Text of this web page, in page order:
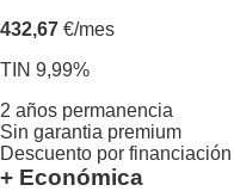
432,67 €/mes
TIN 9,99%
2 años permanencia
Sin garantia premium
Descuento por financiación
+ Económica